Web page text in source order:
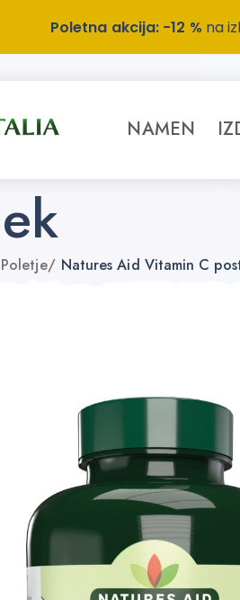
NAMEN
Poletje/ Natures Aid Vitamin C
Poletna akcija: -12 % na